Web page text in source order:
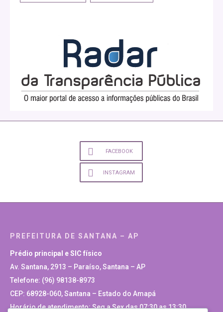
FACEBOOK
INSTAGRAM
PREFEITURA DE SANTANA – AP
Prédio principal e SIC físico
Av. Santana, 2913 – Paraíso, Santana – AP
Telefone: (96) 98138-8973
CEP: 68928-060, Santana – Estado do Amapá
Horário de atendimento: Seg a Sex das 07:30 as 13:30